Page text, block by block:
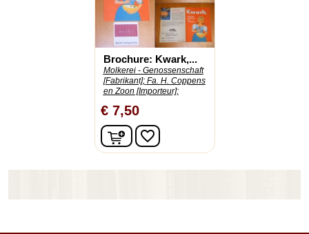
Brochure: Kwark,...
Molkerei - Genossenschaft
[Fabrikant]; Fa. H. Coppens
en Zoon [Importeur];
€ 7,50
In winkelwagen
favorite_border